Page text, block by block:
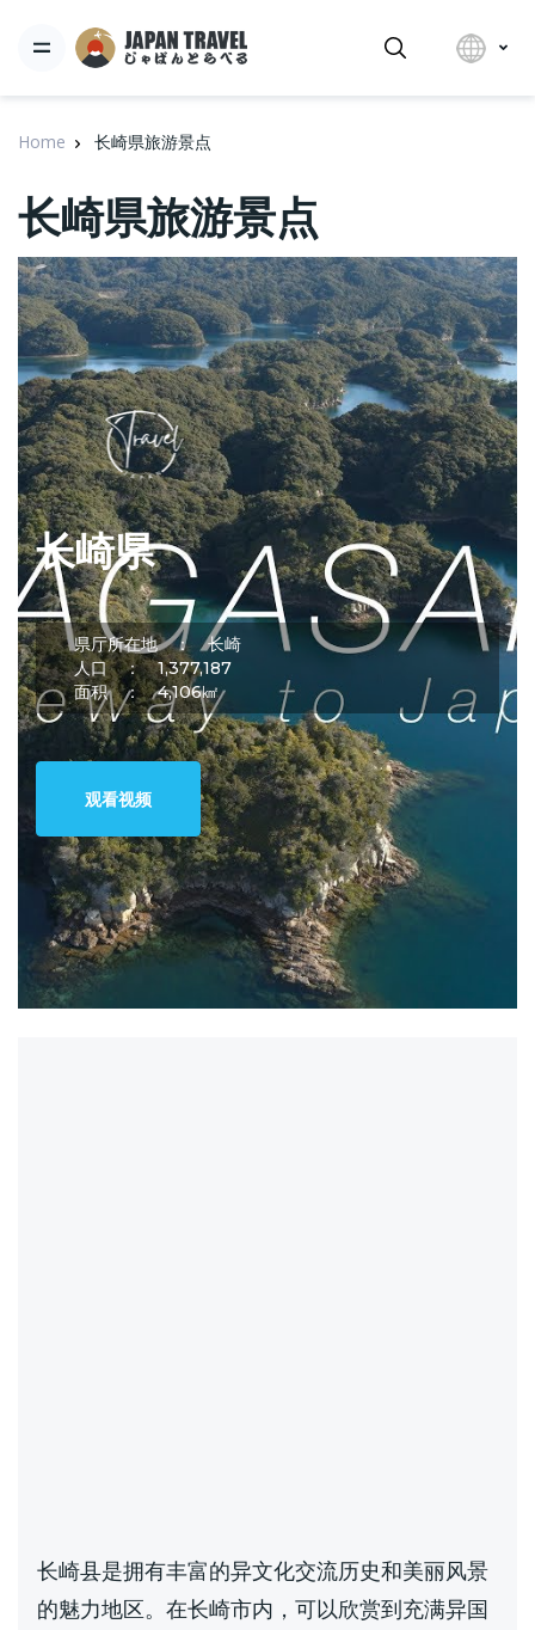
Home 长崎県旅游景点
长崎県旅游景点
长崎県
県厅所在地 ：长崎
人口 ：1,377,187
面积 ：4,106㎢
观看视频
长崎县是拥有丰富的异文化交流历史和美丽风景
的魅力地区。在长崎市内，可以欣赏到充满异国